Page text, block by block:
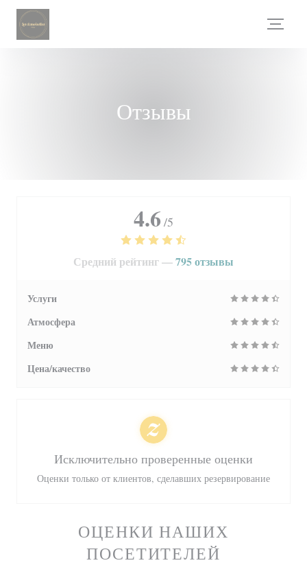
Панель управления cookies
Отзывы
ОЦЕНКИ НАШИХ
ПОСЕТИТЕЛЕЙ
4.6 /5
Средний рейтинг —795 отзывы
Услуги
Атмосфера
Меню
Цена/качество
Исключительно проверенные оценки
Оценки только от клиентов, сделавших резервирование